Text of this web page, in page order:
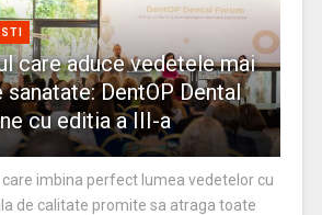
care aduce vedetele mai
sanatate: DentOP Dental
cu editia a III-a
imbina perfect lumea vedetelor cu
de calitate promite sa atraga toate